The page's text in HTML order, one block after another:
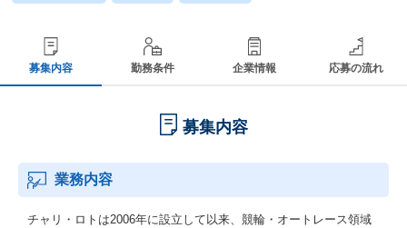
募集内容 勤務条件 企業情報 応募の流れ
募集内容
業務内容
チャリ・ロトは2006年に設立して以来、競輪・オートレース領域